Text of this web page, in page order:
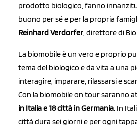
prodotto biologico, fanno
buono per sé e per la propria
Reinhard Verdorfer , direttore di
La biomobile è un vero e proprio
tema del biologico e da vita a una
interagire, imparare, rilassarsi e
Con la biomobile on tour saranno
in Italia e 18 città in Germania. In
città dura sei giorni e per ogni